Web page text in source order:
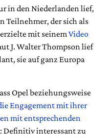
in den Niederlanden lief,
Teilnehmer, der sich als
mit seinemVideo
J. Walter Thompson lief
sie auf ganz Europa
Opel beziehungsweise
Engagement mit ihrer
mit entsprechenden
: Definitiv interessant zu